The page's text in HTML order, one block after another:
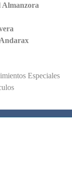
Almanzora
Especiales